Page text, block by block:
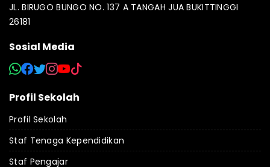
JL. BIRUGO BUNGO NO. 137 A TANGAH JUA BUKITTINGGI
26181
Sosial Media
Profil Sekolah
Profil Sekolah
Staf Tenaga Kependidikan
Staf Pengajar